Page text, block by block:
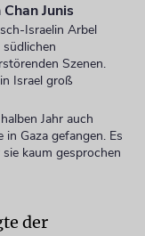
Junis
Israelin Arbel
Szenen.
Israel groß
Jahr auch
Gaza gefangen. Es
kaum gesprochen
der